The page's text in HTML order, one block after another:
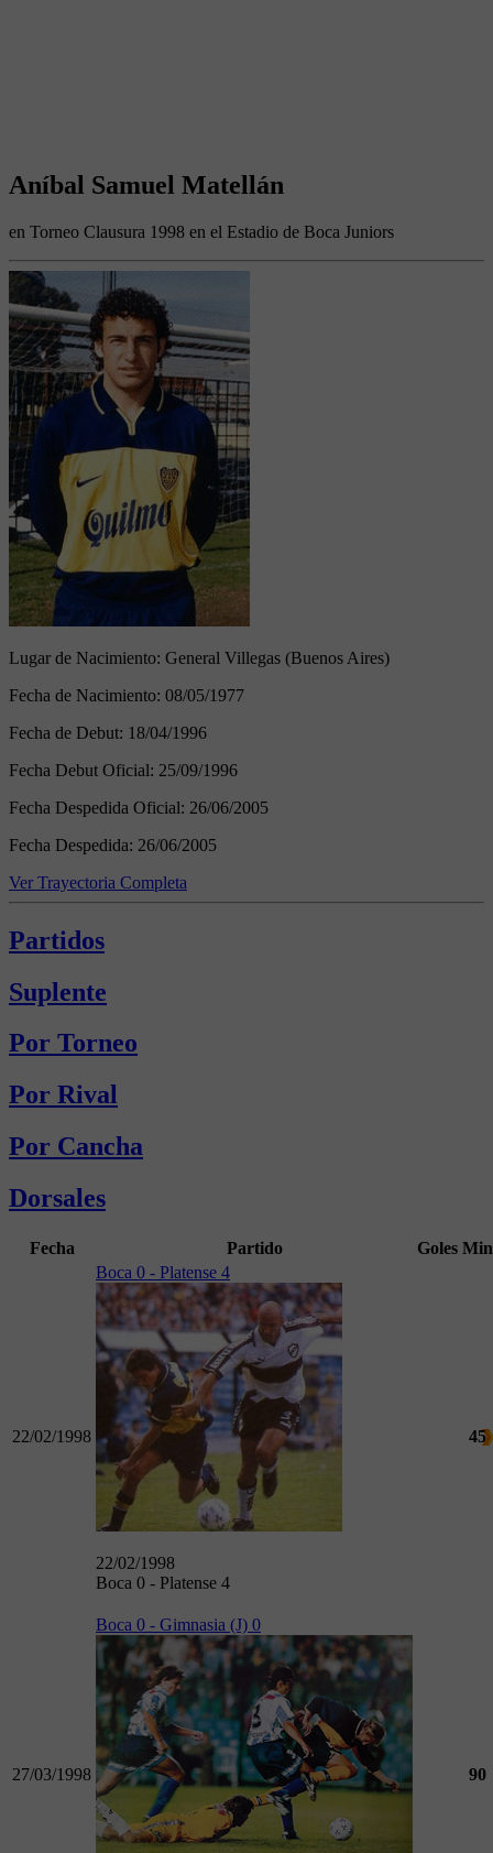
Aníbal Samuel Matellán
en Torneo Clausura 1998 en el Estadio de Boca Juniors
Lugar de Nacimiento: General Villegas (Buenos Aires)
Fecha de Nacimiento: 08/05/1977
Fecha de Debut: 18/04/1996
Fecha Debut Oficial: 25/09/1996
Fecha Despedida Oficial: 26/06/2005
Fecha Despedida: 26/06/2005
Ver Trayectoria Completa
Partidos
Suplente
Por Torneo
Por Rival
Por Cancha
Dorsales
Fecha Partido Goles Min
22/02/1998
Boca 0 - Platense 4
22/02/1998
Boca 0 - Platense 4
45
27/03/1998
Boca 0 - Gimnasia (J) 0
90